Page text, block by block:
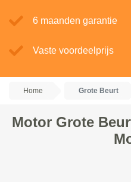
6 maanden garantie
Vaste voordeelprijs
Home Grote Beurt
Motor Grote